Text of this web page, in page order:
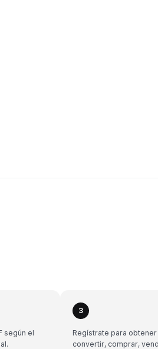
según el
3
Regístrate para
convertir, comprar,